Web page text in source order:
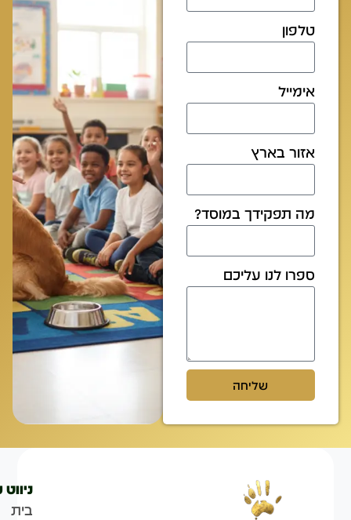
טלפון
אימייל
אזור בארץ
מה תפקידך במוסד?
ספרו לנו עליכם
שליחה
בית